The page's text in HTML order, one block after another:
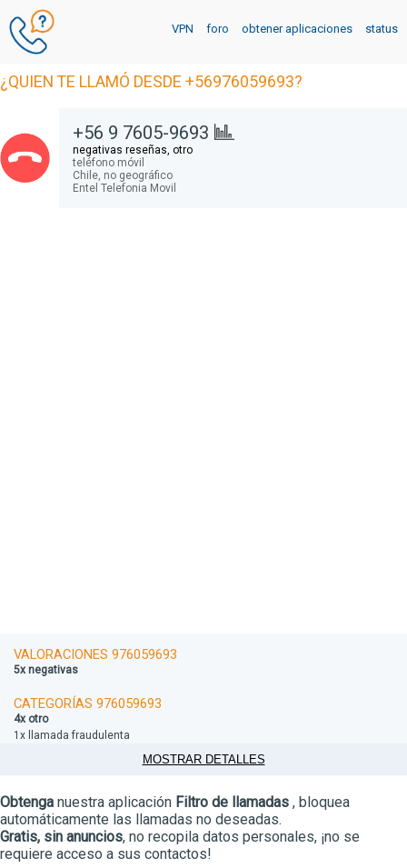
VPN foro obtener aplicaciones status
¿QUIEN TE LLAMÓ DESDE +56976059693?
+56 9 7605-9693
negativas reseñas, otro
teléfono móvil
Chile, no geográfico
Entel Telefonia Movil
VALORACIONES 976059693
5x negativas
CATEGORÍAS 976059693
4x otro
1x llamada fraudulenta
MOSTRAR DETALLES
Obtenga nuestra aplicación Filtro de llamadas , bloquea
automáticamente las llamadas no deseadas.
Gratis, sin anuncios, no recopila datos personales, ¡no se
requiere acceso a sus contactos!